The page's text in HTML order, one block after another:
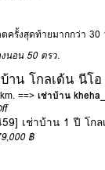
ตครั้งสุดท้ายมากกว่า 30
นอน 50 ตรว.
บ้าน โกลเด้น นีโ
==> เช่าบ้าน
เช่าบ้าน 1 ปี โก
฿